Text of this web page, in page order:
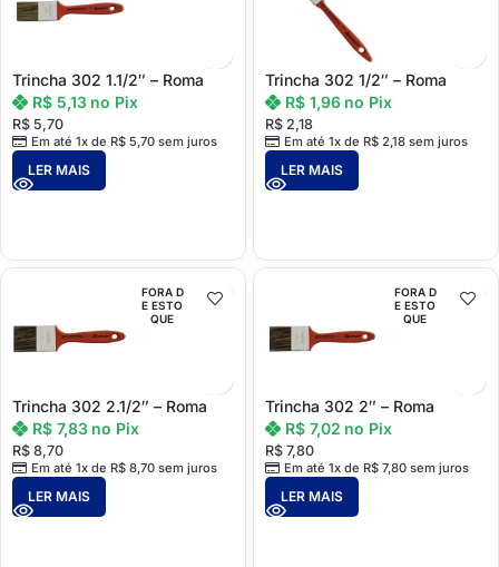
Trincha 302 1.1/2″ – Roma
R$ 5,70
Em até 1x de R$5,70sem juros
R$5,13 no Pix
LER MAIS
Trincha 302 1/2″ – Roma
R$ 2,18
Em até 1x de R$2,18sem juros
R$1,96 no Pix
LER MAIS
FORA D
E ESTO
QUE
Trincha 302 2.1/2″ – Roma
R$ 8,70
Em até 1x de R$8,70sem juros
R$7,83 no Pix
LER MAIS
FORA D
E ESTO
QUE
Trincha 302 2″ – Roma
R$ 7,80
Em até 1x de R$7,80sem juros
R$7,02 no Pix
LER MAIS